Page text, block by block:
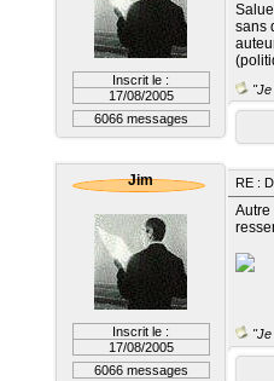
Inscrit le :
17/08/2005
6066 messages
sans
Jim
Inscrit le :
17/08/2005
6066 messages
RE :